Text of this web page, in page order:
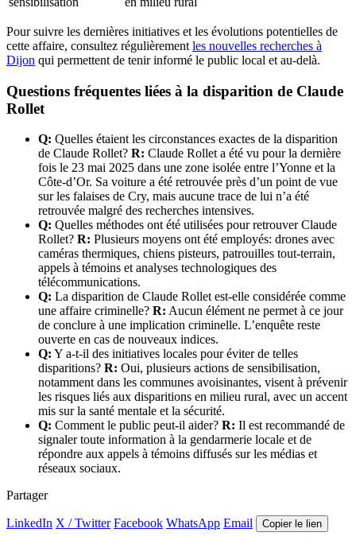
Pour suivre les dernières initiatives et les évolutions potentielles de
cette affaire, consultez régulièrement les nouvelles recherches à
Dijon qui permettent de tenir informé le public local et au-delà.
Questions fréquentes liées à la disparition de Claude
Rollet
Q: Quelles étaient les circonstances exactes de la disparition
de Claude Rollet? R: Claude Rollet a été vu pour la dernière
fois le 23 mai 2025 dans une zone isolée entre l’Yonne et la
Côte-d’Or. Sa voiture a été retrouvée près d’un point de vue
sur les falaises de Cry, mais aucune trace de lui n’a été
retrouvée malgré des recherches intensives.
Q: Quelles méthodes ont été utilisées pour retrouver Claude
Rollet? R: Plusieurs moyens ont été employés: drones avec
caméras thermiques, chiens pisteurs, patrouilles tout-terrain,
appels à témoins et analyses technologiques des
télécommunications.
Q: La disparition de Claude Rollet est-elle considérée comme
une affaire criminelle? R: Aucun élément ne permet à ce jour
de conclure à une implication criminelle. L’enquête reste
ouverte en cas de nouveaux indices.
Q: Y a-t-il des initiatives locales pour éviter de telles
disparitions? R: Oui, plusieurs actions de sensibilisation,
notamment dans les communes avoisinantes, visent à prévenir
les risques liés aux disparitions en milieu rural, avec un accent
mis sur la santé mentale et la sécurité.
Q: Comment le public peut-il aider? R: Il est recommandé de
signaler toute information à la gendarmerie locale et de
répondre aux appels à témoins diffusés sur les médias et
réseaux sociaux.
Partager
LinkedIn X / Twitter Facebook WhatsApp Email Copier le lien